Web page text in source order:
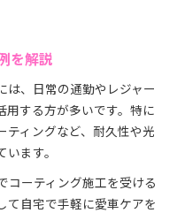
を解説
は、日常の通勤やレジャー
用する方が多いです。特に
ティングなど、耐久性や光
ます。
コーティング施工を受ける
て自宅で手軽に愛車ケアを